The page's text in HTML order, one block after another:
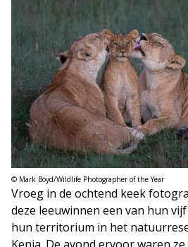
© Mark Boyd/Wildlife Photographer of the Year
Vroeg in de ochtend keek
deze leeuwinnen een van hun
hun territorium in het